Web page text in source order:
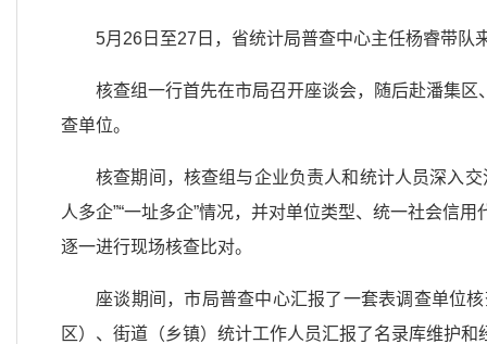
5月26日至27日，省统计局普查中心主任杨睿带队
核查组一行首先在市局召开座谈会，随后赴潘集
查单位。
核查期间，核查组与企业负责人和统计人员深入
人多企”“一址多企”情况，并对单位类型、统一社会信
逐一进行现场核查比对。
座谈期间，市局普查中心汇报了一套表调查单位
区）、街道（乡镇）统计工作人员汇报了名录库维护